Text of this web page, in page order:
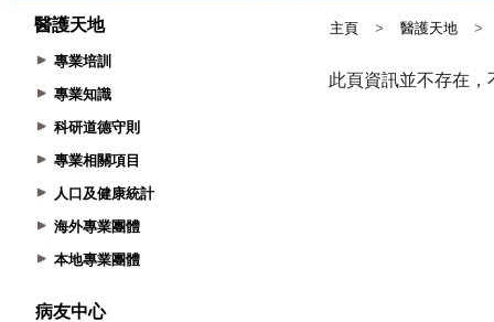
醫護天地
專業培訓
專業知識
科研道德守則
專業相關項目
人口及健康統計
海外專業團體
本地專業團體
病友中心
主頁 > 醫護天地 >